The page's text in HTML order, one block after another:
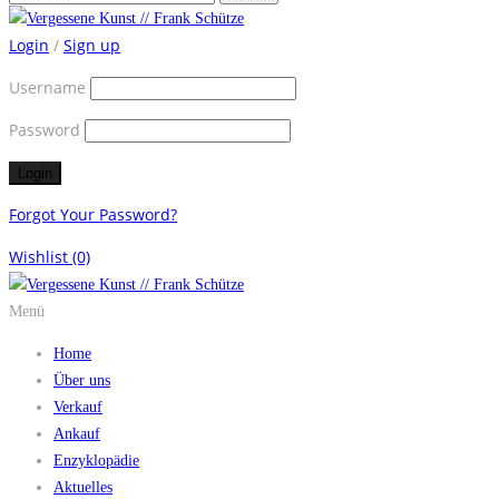
Login / Sign up
Username
Password
Forgot Your Password?
Wishlist (0)
Menü
Home
Über uns
Verkauf
Ankauf
Enzyklopädie
Aktuelles